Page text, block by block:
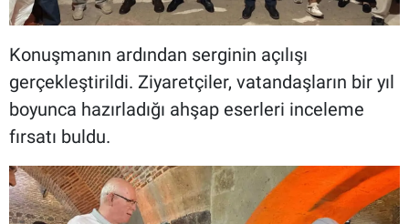
Konuşmanın ardından serginin açılışı
gerçekleştirildi. Ziyaretçiler, vatandaşların bir yıl
boyunca hazırladığı ahşap eserleri inceleme
fırsatı buldu.